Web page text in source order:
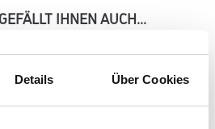
Details Über Cookies
IHNEN AUCH...